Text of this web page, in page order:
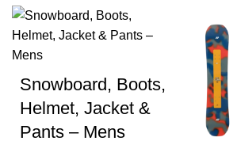
Snowboard, Boots,
Helmet, Jacket &
Pants – Mens